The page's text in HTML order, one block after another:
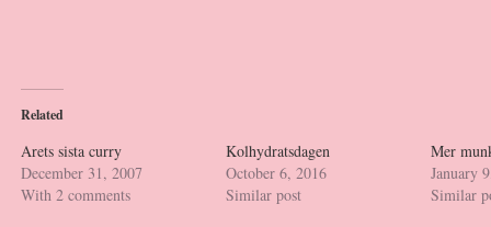
Related
Arets sista curry
December 31, 2007
With 2 comments
Kolhydratsdagen
October 6, 2016
Similar post
Mer
January
Similar